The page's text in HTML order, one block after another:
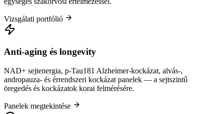
Vizsgálati portfólió
Anti-aging és longevity
NAD+ sejtenergia, p-Tau181 Alzheimer-kockázat, alvás-,
andropauza- és érrendszeri kockázat panelek — a sejtszintű
öregedés és kockázatok korai felmérésére.
Panelek megtekintése